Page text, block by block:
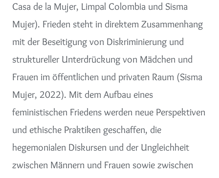
Casa de la Mujer, Limpal Colombia und Sisma
Mujer). Frieden steht in direktem Zusammenhang
mit der Beseitigung von Diskriminierung und
struktureller Unterdrückung von Mädchen und
Frauen im öffentlichen und privaten Raum (Sisma
Mujer, 2022). Mit dem Aufbau eines
feministischen Friedens werden neue Perspektiven
und ethische Praktiken geschaffen, die
hegemonialen Diskursen und der Ungleichheit
zwischen Männern und Frauen sowie zwischen